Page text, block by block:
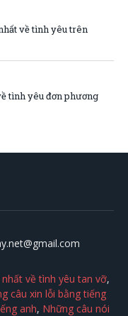
về tình yêu trên
tình yêu đơn phương
về tình yêu tan vỡ,
câu xin lỗi bằng tiếng
anh, Những câu nói